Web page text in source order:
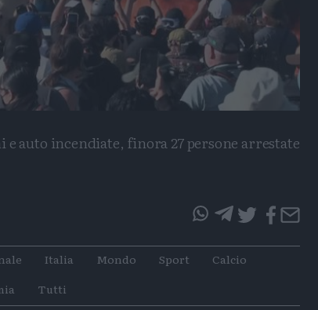
e auto incendiate, finora 27 persone arrestate
articoloarticolo
Italia Mondo Sport
Calcio
Tutti